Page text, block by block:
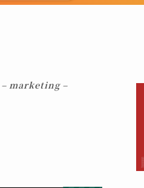
– marketing –